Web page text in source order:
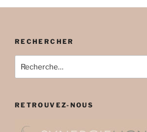
RECHERCHER
pour
RETROUVEZ-NOUS